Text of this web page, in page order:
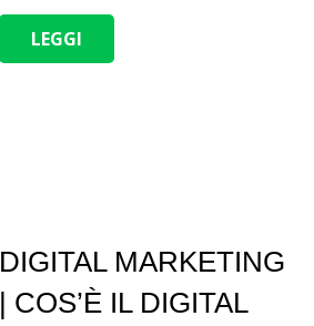
LEGGI
DIGITAL MARKETING
| COS’È IL DIGITAL